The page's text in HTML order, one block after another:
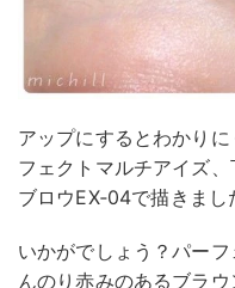
アップにするとわかり
フェクトマルチアイズ
ブロウEX‐04で描きまし
いかがでしょう？パー
んのり赤みのあるブラ